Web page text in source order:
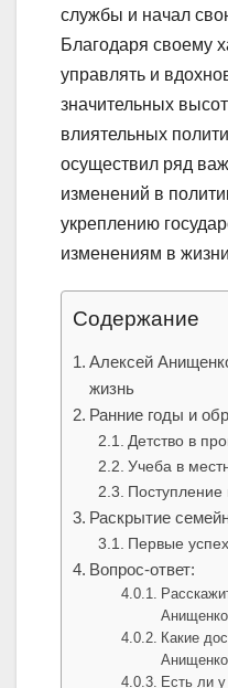
службы и начал
Благодаря своему
управлять и
значительных
влиятельных
осуществил ряд
изменений в
укреплению
изменениям в
Содержание
Алексей
жизнь
Ранние годы и
Детство в
Учеба в
Поступление
Раскрытие
Первые
Вопрос-ответ:
Анищенко
Какие
Есть ли